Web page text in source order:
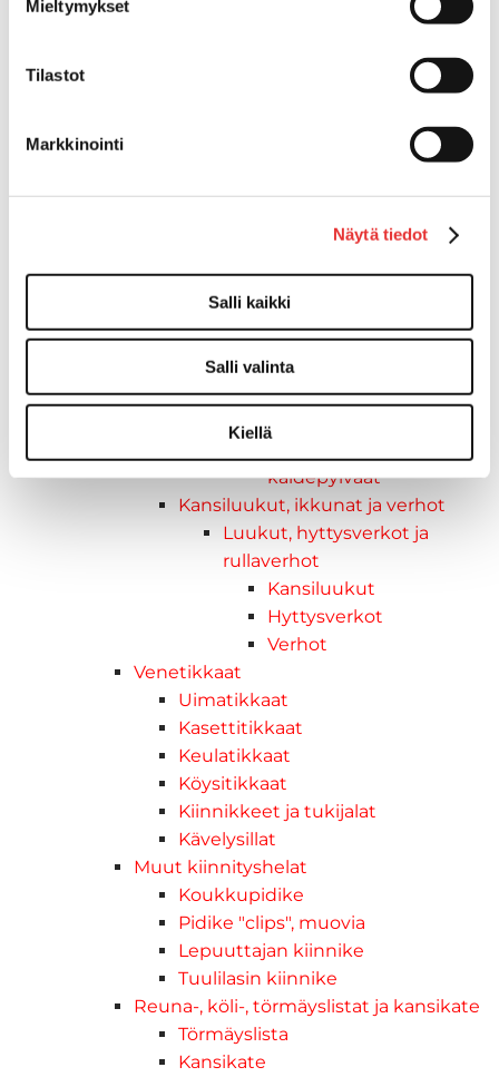
Mieltymykset
Tilastot
Markkinointi
Näytä tiedot
Salli kaikki
Salli valinta
Kiellä
varusteet
Kasettitikkaat
Kaide- ja kuomuhelat
Muut tarvikkeet
Kaidevaijerit, -verkot ja
päätehelat
Keulatikkaat, -tasot ja
varusteet
kaidepylväät
Kansiluukut, ikkunat ja verhot
Luukut, hyttysverkot ja
rullaverhot
Kansiluukut
Hyttysverkot
Verhot
Venetikkaat
Uimatikkaat
Kasettitikkaat
Keulatikkaat
Köysitikkaat
Kiinnikkeet ja tukijalat
Kävelysillat
Muut kiinnityshelat
Koukkupidike
Pidike "clips", muovia
Lepuuttajan kiinnike
Tuulilasin kiinnike
Reuna-, köli-, törmäyslistat ja kansikate
Törmäyslista
Kansikate